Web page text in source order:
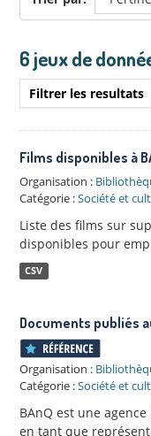
6 jeux de
Filtrer les resultats
Films disponibles à
Organisation :
Catégorie :Société et
Liste des films sur
disponibles pour
CSV
Documents publiés
Organisation :
Catégorie :Société et
BAnQ est une
en tant que